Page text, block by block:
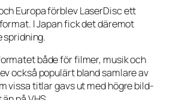
Europa förblev LaserDisc ett
I Japan fick det däremot
spridning.
både för filmer, musik och
också populärt bland samlare av
vissa titlar gavs ut med högre bild-